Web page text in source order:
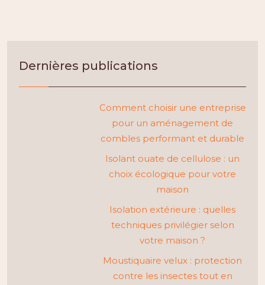
Dernières publications
Comment choisir une entreprise
pour un aménagement de
combles performant et durable
Isolant ouate de cellulose : un
choix écologique pour votre
maison
Isolation extérieure : quelles
techniques privilégier selon
votre maison ?
Moustiquaire velux : protection
contre les insectes tout en